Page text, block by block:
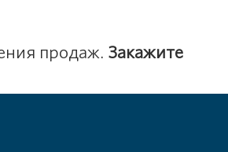
продаж. Закажите